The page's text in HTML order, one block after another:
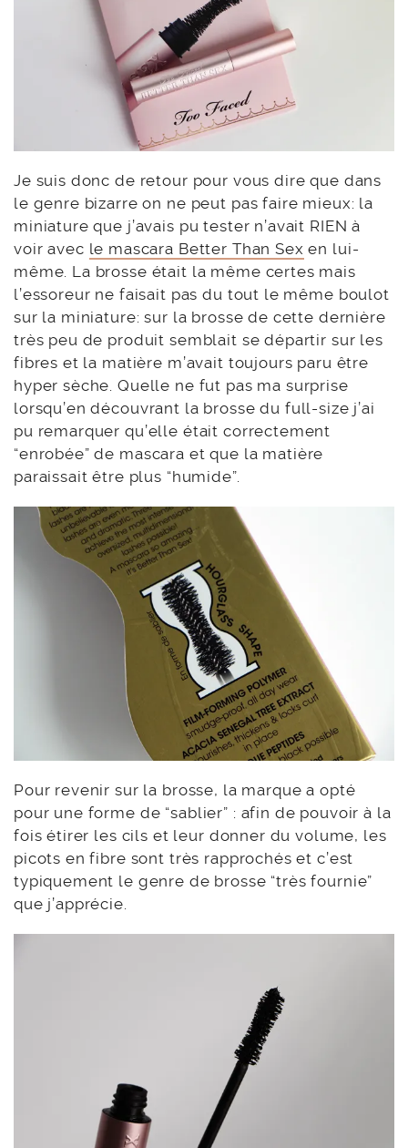
Je suis donc de retour pour vous dire que dans
le genre bizarre on ne peut pas faire mieux: la
miniature que j’avais pu tester n’avait RIEN à
voir avec le mascara Better Than Sex en lui-
même. La brosse était la même certes mais
l’essoreur ne faisait pas du tout le même boulot
sur la miniature: sur la brosse de cette dernière
très peu de produit semblait se départir sur les
fibres et la matière m’avait toujours paru être
hyper sèche. Quelle ne fut pas ma surprise
lorsqu’en découvrant la brosse du full-size j’ai
pu remarquer qu’elle était correctement
“enrobée” de mascara et que la matière
paraissait être plus “humide”.
Pour revenir sur la brosse, la marque a opté
pour une forme de “sablier” : afin de pouvoir à la
fois étirer les cils et leur donner du volume, les
picots en fibre sont très rapprochés et c’est
typiquement le genre de brosse “très fournie”
que j’apprécie.